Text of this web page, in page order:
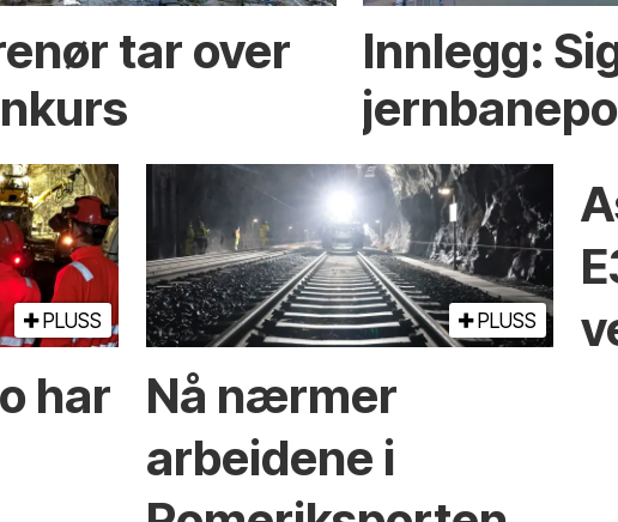
tar over
Innlegg:
PLUSS
har
PLUSS
Nå nærmer
arbeidene i